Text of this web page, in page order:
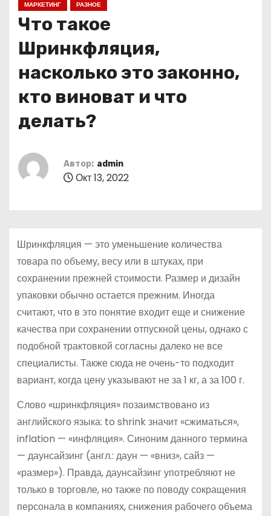
МАРКЕТИНГ РАЗНОЕ
Что такое
Шринкфляция,
насколько это законно,
кто виноват и что
делать?
Автор: admin
Окт 13, 2022
Шринкфляция — это уменьшение количества
товара по объему, весу или в штуках, при
сохранении прежней стоимости. Размер и дизайн
упаковки обычно остается прежним. Иногда
считают, что в это понятие входит еще и снижение
качества при сохранении отпускной цены, однако с
подобной трактовкой согласны далеко не все
специалисты. Также сюда не очень-то подходит
вариант, когда цену указывают не за 1 кг, а за 100 г.
Слово «шринкфляция» позаимствовано из
английского языка: to shrink значит «сжиматься»,
inflation — «инфляция». Синоним данного термина
— даунсайзинг (англ.: даун — «вниз», сайз —
«размер»). Правда, даунсайзинг употребляют не
только в торговле, но также по поводу сокращения
персонала в компаниях, снижения рабочего объема